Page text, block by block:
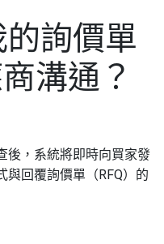
詢價單
溝通？
後，系統將即時向買家發
與回覆詢價單（RFQ）的